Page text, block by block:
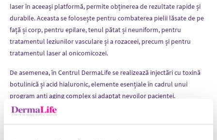
laser în aceeași platformă, permite obținerea de rezultate rapide și
durabile. Aceasta se folosește pentru combaterea pielii lăsate de pe
față și corp, pentru epilare, tenul pătat și neuniform, pentru
tratamentul leziunilor vasculare și a rozaceei, precum și pentru
tratamentul laser al onicomicozei.
De asemenea, în Centrul DermaLife se realizează injectări cu toxină
botulinică și acid hialuronic, elemente esențiale în cadrul unui
program anti aging complex și adaptat nevoilor pacientei.
Procedurile anti aging și de skin rejuvenation
se caracterizează prin mai multe aspecte: non invazive, fără durere și